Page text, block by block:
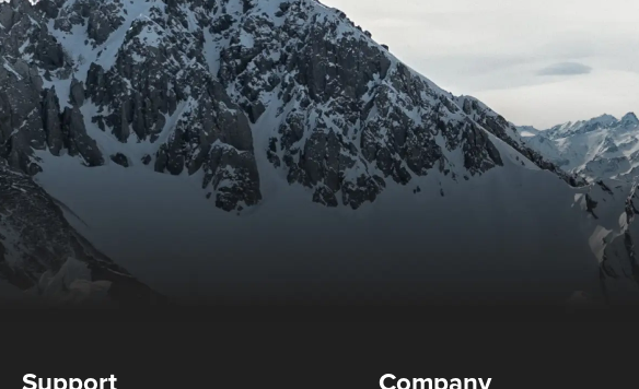
Support Company